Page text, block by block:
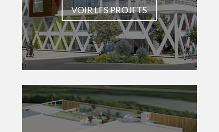
VOIR LES PROJETS